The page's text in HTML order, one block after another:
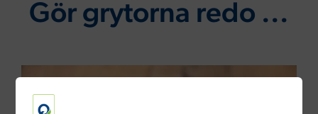
Gör grytorna redo ...